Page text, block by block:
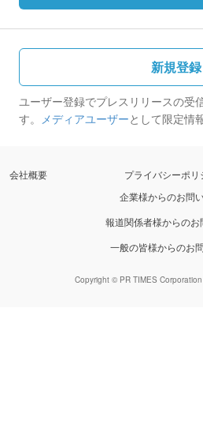
新規登録
ユーザー登録でプレスリリースの受
す。 メディアユーザーとして限定情
会社概要 プライバシーポリ
企業様からのお問
報道関係者様からのお
一般の皆様からのお
Copyright © PR TIMES